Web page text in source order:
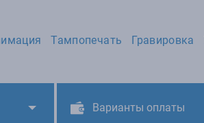
Тампопечать Гравировка
Варианты оплаты